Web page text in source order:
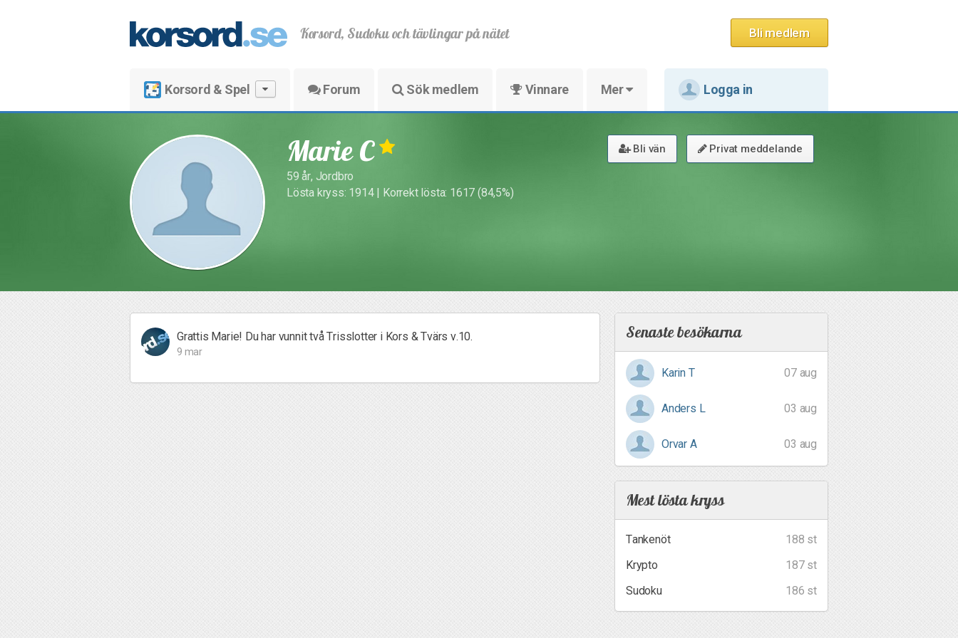
Bli medlem
Korsord, Sudoku och tävlingar på nätet
Korsord & Spel Forum Sök medlem Vinnare Mer Logga in
Marie C
59 år, Jordbro
Lösta kryss: 1914 | Korrekt lösta: 1617 (84,5%)
Bli vän Privat meddelande
Grattis Marie! Du har vunnit två Trisslotter i Kors & Tvärs v.10.
9 mar
Senaste besökarna
Karin T 07 aug
Anders L 03 aug
Orvar A 03 aug
Mest lösta kryss
Tankenöt
188 st
Krypto
187 st
Sudoku
186 st